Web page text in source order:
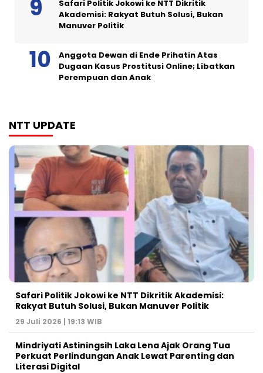
Safari Politik Jokowi ke NTT Dikritik
Akademisi: Rakyat Butuh Solusi, Bukan
Manuver Politik
Anggota Dewan di Ende Prihatin Atas
Dugaan Kasus Prostitusi Online; Libatkan
Perempuan dan Anak
NTT UPDATE
Safari Politik Jokowi ke NTT Dikritik Akademisi:
Rakyat Butuh Solusi, Bukan Manuver Politik
29 Juli 2026 | 19:13 WIB
Mindriyati Astiningsih Laka Lena Ajak Orang Tua
Perkuat Perlindungan Anak Lewat Parenting dan
Literasi Digital